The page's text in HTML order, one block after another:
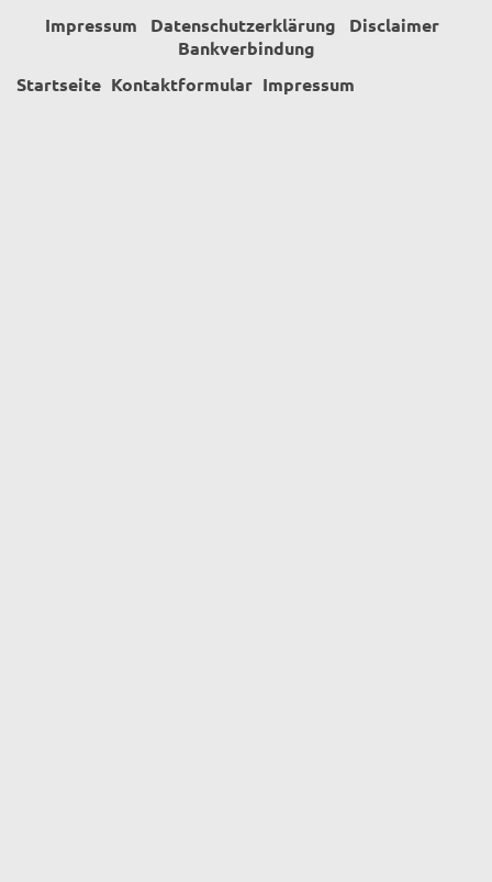
Impressum Datenschutzerklärung
Disclaimer
Bankverbindung
Startseite Kontaktformular Impressum